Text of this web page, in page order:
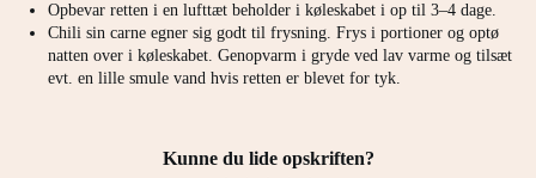
Opbevar retten i en lufttæt beholder i køleskabet i op til 3–4 dage.
Chili sin carne egner sig godt til frysning. Frys i portioner og optø
natten over i køleskabet. Genopvarm i gryde ved lav varme og tilsæt
evt. en lille smule vand hvis retten er blevet for tyk.
Kunne du lide opskriften?